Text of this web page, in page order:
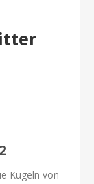
Kugeln von